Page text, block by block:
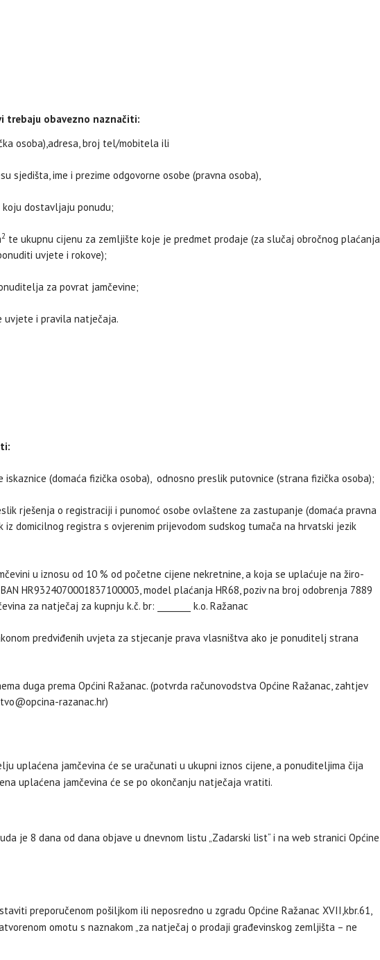
trebaju obavezno naznačiti:
osoba),adresa, broj tel/mobitela ili
sjedišta, ime i prezime odgovorne osobe (pravna osoba),
dostavljaju ponudu;
2 te ukupnu cijenu za zemljište koje je predmet prodaje (za slučaj obročnog plaćanja
uvjete i rokove);
za povrat jamčevine;
uvjete i pravila natječaja.
iskaznice (domaća fizička osoba), odnosno preslik putovnice (strana fizička osoba);
rješenja o registraciji i punomoć osobe ovlaštene za zastupanje (domaća pravna
iz domicilnog registra s ovjerenim prijevodom sudskog tumača na hrvatski jezik
u iznosu od 10 % od početne cijene nekretnine, a koja se uplaćuje na žiro-
HR9324070001837100003, model plaćanja HR68, poziv na broj odobrenja 7889
za natječaj za kupnju k.č. br: ________ k.o. Ražanac
predviđenih uvjeta za stjecanje prava vlasništva ako je ponuditelj strana
duga prema Općini Ražanac. (potvrda računovodstva Općine Ražanac, zahtjev
razanac.hr)
uplaćena jamčevina će se uračunati u ukupni iznos cijene, a ponuditeljima čija
uplaćena jamčevina će se po okončanju natječaja vratiti.
je 8 dana od dana objave u dnevnom listu „Zadarski list“ i na web stranici Općine
preporučenom pošiljkom ili neposredno u zgradu Općine Ražanac XVII,kbr.61,
omotu s naznakom „za natječaj o prodaji građevinskog zemljišta – ne